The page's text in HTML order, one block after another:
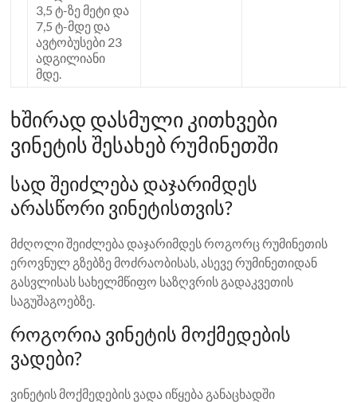
3,5 ტ-ზე მეტი და
7,5 ტ-მდე და
ავტობუსები 23
ადგილიანი
მდე.
ხშირად დასმული კითხვები
ვინეტის შესახებ რუმინეთში
სად შეიძლება დაჯარიმდეს
არასწორი ვინეტისთვის?
მძღოლი შეიძლება დაჯარიმდეს როგორც რუმინეთის
ეროვნულ გზებზე მოძრაობისას, ასევე რუმინეთიდან
გასვლისას სახელმწიფო საზღვრის გადაკვეთის
საგუშაგოებზე.
როგორია ვინეტის მოქმედების
ვადები?
ვინეტის მოქმედების ვადა იწყება განაცხადში